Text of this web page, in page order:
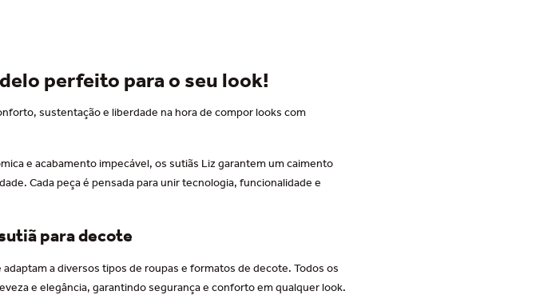
perfeito para o seu look!
sustentação e liberdade na hora de compor looks com
e acabamento impecável, os sutiãs Liz garantem um caimento
Cada peça é pensada para unir tecnologia, funcionalidade e
para decote
a diversos tipos de roupas e formatos de decote. Todos os
e elegância, garantindo segurança e conforto em qualquer look.